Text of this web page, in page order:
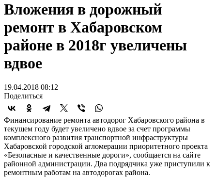
Вложения в дорожный
ремонт в Хабаровском
районе в 2018г увеличены
вдвое
19.04.2018 08:12
Поделиться
Финансирование ремонта автодорог Хабаровского района в
текущем году будет увеличено вдвое за счет программы
комплексного развития транспортной инфраструктуры
Хабаровской городской агломерации приоритетного проекта
«Безопасные и качественные дороги», сообщается на сайте
районной администрации. Два подрядчика уже приступили к
ремонтным работам на автодорогах района.